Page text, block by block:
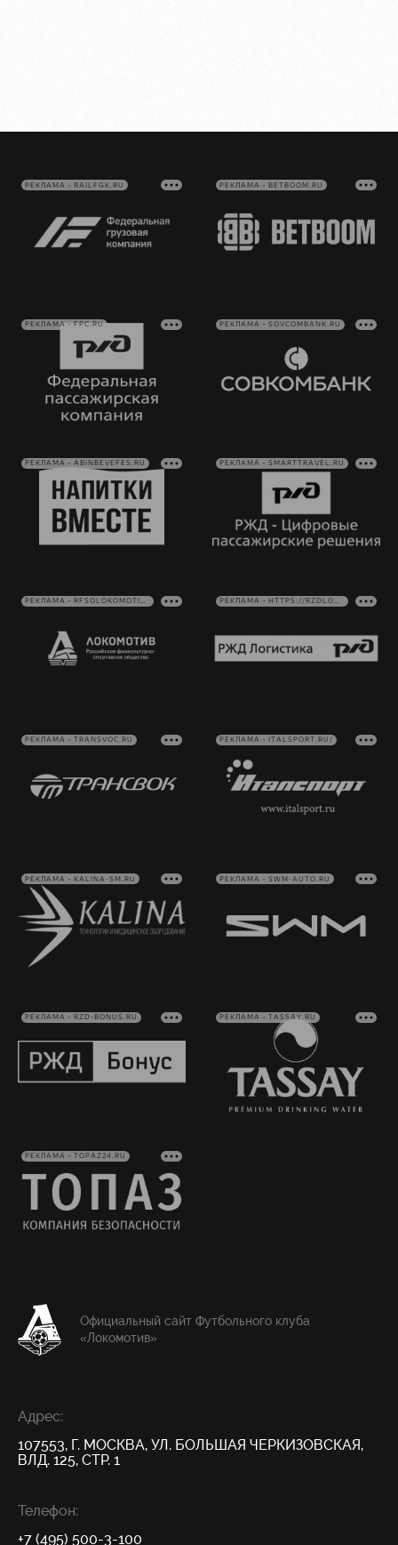
РЕКЛАМА • RAILFGK.RU РЕКЛАМА • BETBOOM.RU
РЕКЛАМА • FPC.RU РЕКЛАМА • SOVCOMBANK.RU
РЕКЛАМА • ABINBEVEFES.RU РЕКЛАМА • SMARTTRAVEL.RU
РЕКЛАМА • RFSOLOKOMOTIV.RU РЕКЛАМА • HTTPS://RZDLOG.RU/
РЕКЛАМА • TRANSVOC.RU РЕКЛАМА • ITALSPORT.RU/
РЕКЛАМА • KALINA-SM.RU РЕКЛАМА • SWM-AUTO.RU
РЕКЛАМА • RZD-BONUS.RU РЕКЛАМА • TASSAY.RU
РЕКЛАМА • TOPAZ24.RU
Официальный сайт Футбольного клуба
«Локомотив»
Адрес:
107553, Г. МОСКВА, УЛ. БОЛЬШАЯ ЧЕРКИЗОВСКАЯ,
ВЛД. 125, СТР. 1
Телефон:
+7 (495) 500-3-100